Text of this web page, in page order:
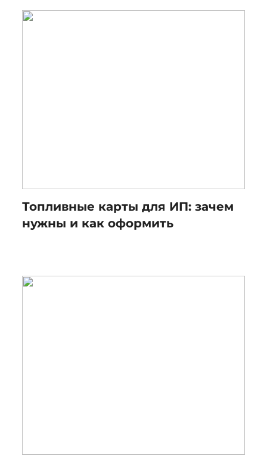
Топливные карты для ИП: зачем
нужны и как оформить